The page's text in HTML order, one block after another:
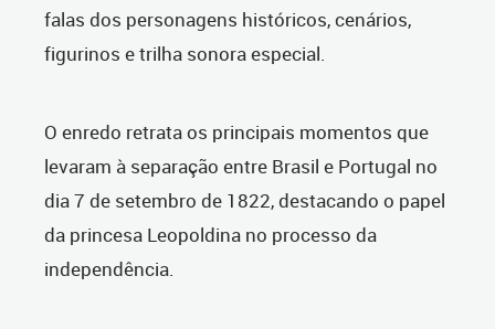
falas dos personagens históricos, cenários,
figurinos e trilha sonora especial.
O enredo retrata os principais momentos que
levaram à separação entre Brasil e Portugal no
dia 7 de setembro de 1822, destacando o papel
da princesa Leopoldina no processo da
independência.